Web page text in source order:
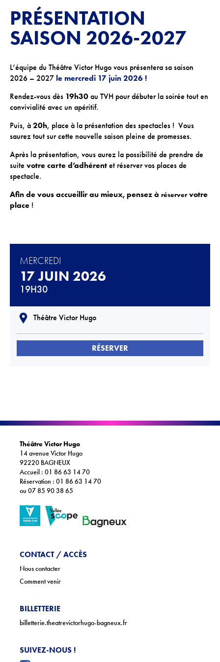
ACTIONS CULTURELLES
Les actions de la saison
Pratique du théâtre, mime et geste
Les actions passées
CINÉMA
Programmation
INFOS+
Tarifs
Réservation
Contacts / Accès
Lettre d'info
PRÉSENTATION
SAISON 2026-2027
L’équipe du Théâtre Victor Hugo vous présentera sa saison
2026 – 2027 le mercredi 17 juin 2026 !
Rendez-vous dès 19h30 au TVH pour débuter la soirée tout en
convivialité avec un apéritif.
Puis, à 20h, place à la présentation des spectacles ! Vous
saurez tout sur cette nouvelle saison pleine de promesses.
Après la présentation, vous aurez la possibilité de prendre de
suite votre carte d’adhérent et réserver vos places de
spectacle.
Afin de vous accueillir au mieux, pensez à réservervotre
place !
MERCREDI
17 JUIN 2026
19H30
Théâtre Victor Hugo
RÉSERVER
Théâtre Victor Hugo
14 avenue Victor Hugo
92220 BAGNEUX
Accueil : 01 86 63 14 70
Réservation : 01 86 63 14 70
ou 07 85 90 38 65
CONTACT / ACCÈS
Nous contacter
Comment venir
BILLETTERIE
billetterie.theatrevictorhugo-bagneux.fr
SUIVEZ-NOUS !